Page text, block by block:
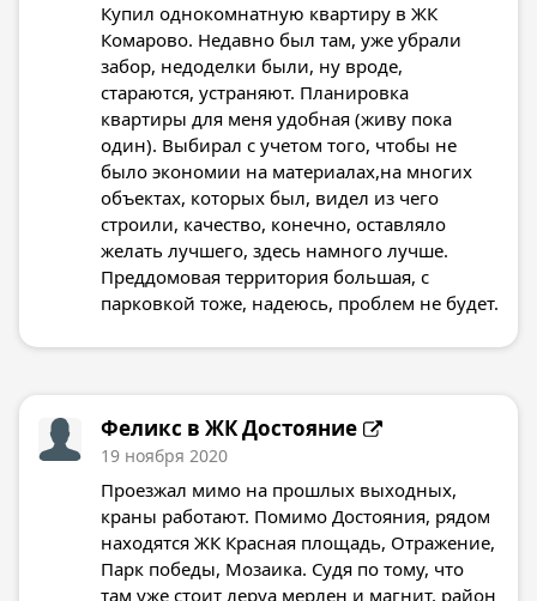
Купил однокомнатную квартиру в ЖК
Комарово. Недавно был там, уже убрали
забор, недоделки были, ну вроде,
стараются, устраняют. Планировка
квартиры для меня удобная (живу пока
один). Выбирал с учетом того, чтобы не
было экономии на материалах,на многих
объектах, которых был, видел из чего
строили, качество, конечно, оставляло
желать лучшего, здесь намного лучше.
Преддомовая территория большая, с
парковкой тоже, надеюсь, проблем не будет.
Феликс в ЖК Достояние
19 ноября 2020
Проезжал мимо на прошлых выходных,
краны работают. Помимо Достояния, рядом
находятся ЖК Красная площадь, Отражение,
Парк победы, Мозаика. Судя по тому, что
там уже стоит леруа мерлен и магнит, район